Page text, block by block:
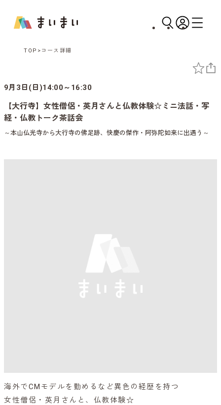
TOP コース詳細
9月3日(日)14:00～16:30
【大行寺】女性僧侶・英月さんと仏教体験☆ミニ法話・写
経・仏教トーク茶話会
～本山仏光寺から大行寺の佛足跡、快慶の傑作・阿弥陀如来に出遇う～
海外でCMモデルを勤めるなど異色の経歴を持つ
女性僧侶・英月さんと、仏教体験☆